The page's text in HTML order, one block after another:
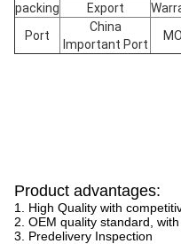
packing
Export
Port
China
Important Port
Product advantages:
1. High Quality with
2. OEM quality standard,
3. Predelivery Inspection